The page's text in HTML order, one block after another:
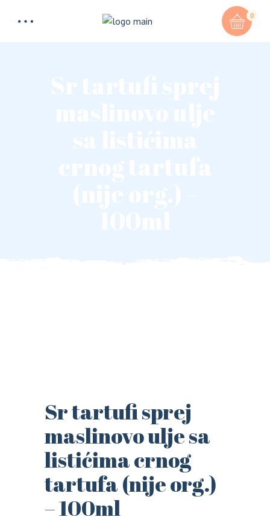
0
Sr tartufi sprej
maslinovo ulje sa
listićima crnog
tartufa (nije org.)
– 100ml